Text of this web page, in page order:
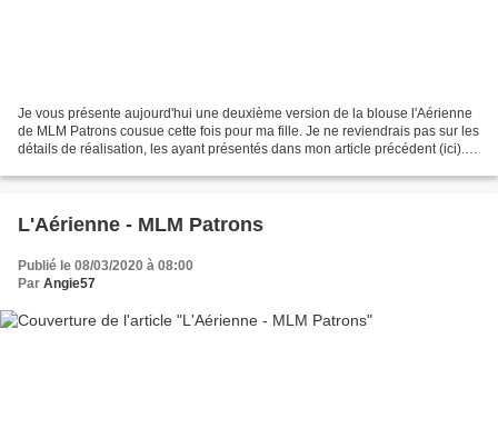
Je vous présente aujourd'hui une deuxième version de la blouse l'Aérienne
de MLM Patrons cousue cette fois pour ma fille. Je ne reviendrais pas sur les
détails de réalisation, les ayant présentés dans mon article précédent (ici).
L'Aérienne - MLM Patrons
Publié le 08/03/2020 à 08:00
Par Angie57